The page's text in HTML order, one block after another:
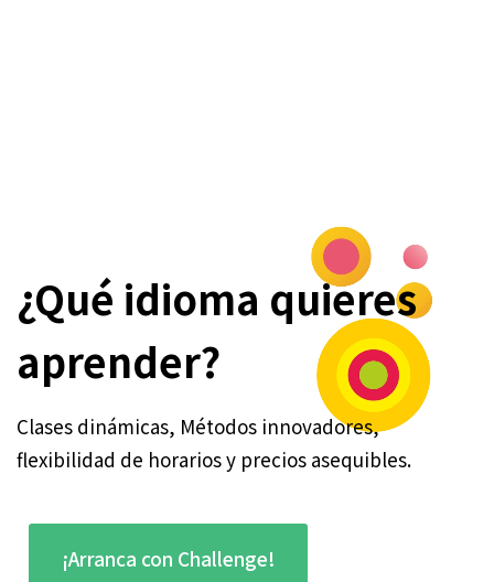
¿Qué idioma quieres
aprender?
Clases dinámicas, Métodos innovadores,
flexibilidad de horarios y precios asequibles.
¡Arranca con Challenge!